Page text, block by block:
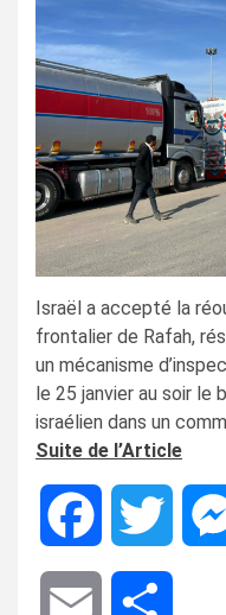
Israël a accepté la
frontalier de Rafah,
un mécanisme
le 25 janvier au soir le
israélien dans un
Suite de l’Article
Facebook
Email